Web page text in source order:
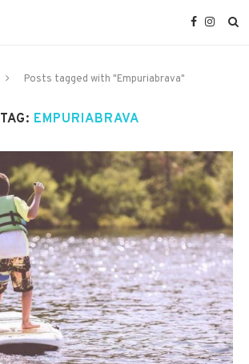
Posts tagged with "Empuriabrava"
TAG: EMPURIABRAVA